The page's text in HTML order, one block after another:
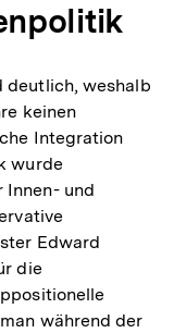
deutlich, weshalb
keinen
Integration
wurde
Innen- und
Edward
die
während der